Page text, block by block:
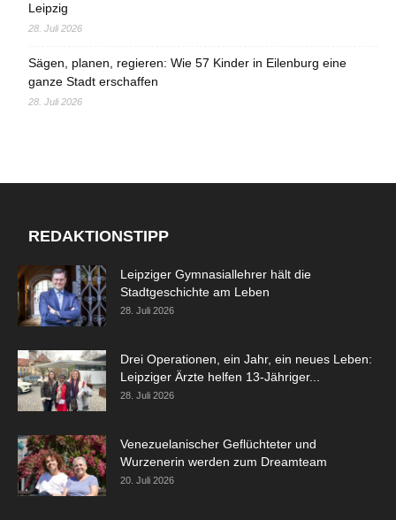
Leipzig
28. Juli 2026
Sägen, planen, regieren: Wie 57 Kinder in Eilenburg eine
ganze Stadt erschaffen
28. Juli 2026
REDAKTIONSTIPP
Leipziger Gymnasiallehrer hält die
Stadtgeschichte am Leben
28. Juli 2026
Drei Operationen, ein Jahr, ein neues Leben:
Leipziger Ärzte helfen 13-Jähriger...
28. Juli 2026
Venezuelanischer Geflüchteter und
Wurzenerin werden zum Dreamteam
20. Juli 2026